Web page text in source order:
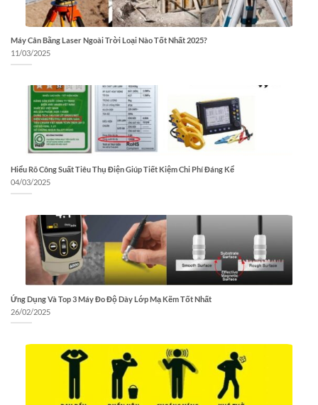
Máy Cân Bằng Laser Ngoài Trời Loại Nào Tốt Nhất 2025?
11/03/2025
Hiểu Rõ Công Suất Tiêu Thụ Điện Giúp Tiết Kiệm Chi Phí Đáng Kể
04/03/2025
Ứng Dụng Và Top 3 Máy Đo Độ Dày Lớp Mạ Kẽm Tốt Nhất
26/02/2025